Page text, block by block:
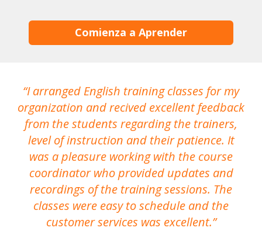
Comienza a Aprender
I arranged English training classes for my
organization and recived excellent feedback
from the students regarding the trainers,
level of instruction and their patience. It
was a pleasure working with the course
coordinator who provided updates and
recordings of the training sessions. The
classes were easy to schedule and the
customer services was excellent.